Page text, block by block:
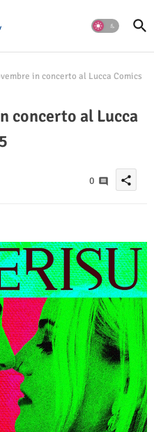
in concerto al Lucca Comics
concerto al Lucca
0 share